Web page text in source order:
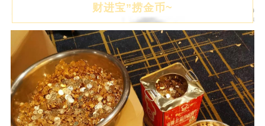
财进宝”捞金币~